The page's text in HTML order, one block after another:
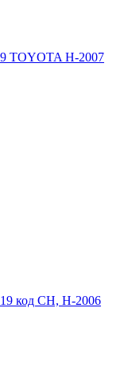
TOYOTA H-2007
код CH, H-2006